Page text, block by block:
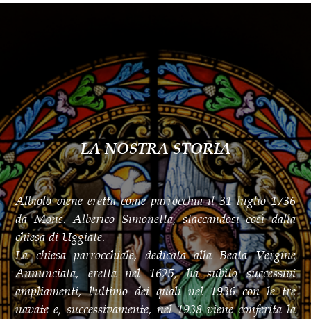
LA NOSTRA STORIA
Albiolo viene eretta come parrocchia il 31 luglio 1736
da Mons. Alberico Simonetta, staccandosi così dalla
chiesa di Uggiate.
La chiesa parrocchiale, dedicata alla Beata Vergine
Annunciata, eretta nel 1625, ha subìto successivi
ampliamenti, l′ultimo dei quali nel 1936 con le tre
navate e, successivamente, nel 1938 viene conferita la